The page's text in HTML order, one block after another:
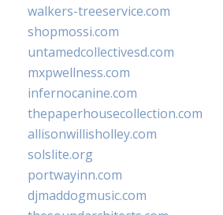
walkers-treeservice.com
shopmossi.com
untamedcollectivesd.com
mxpwellness.com
infernocanine.com
thepaperhousecollection.com
allisonwillisholley.com
solslite.org
portwayinn.com
djmaddogmusic.com